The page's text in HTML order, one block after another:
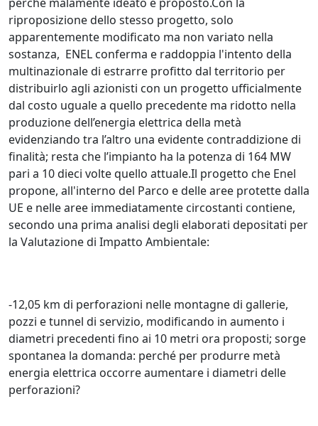
riproposizione dello stesso progetto, solo
apparentemente modificato ma non variato nella
sostanza, ENEL conferma e raddoppia l'intento della
multinazionale di estrarre profitto dal territorio per
distribuirlo agli azionisti con un progetto ufficialmente
dal costo uguale a quello precedente ma ridotto nella
produzione dell’energia elettrica della metà
evidenziando tra l’altro una evidente contraddizione di
finalità; resta che l’impianto ha la potenza di 164 MW
pari a 10 dieci volte quello attuale.Il progetto che Enel
propone, all'interno del Parco e delle aree protette dalla
UE e nelle aree immediatamente circostanti contiene,
secondo una prima analisi degli elaborati depositati per
la Valutazione di Impatto Ambientale:
-12,05 km di perforazioni nelle montagne di gallerie,
pozzi e tunnel di servizio, modificando in aumento i
diametri precedenti fino ai 10 metri ora proposti; sorge
spontanea la domanda: perché per produrre metà
energia elettrica occorre aumentare i diametri delle
perforazioni?